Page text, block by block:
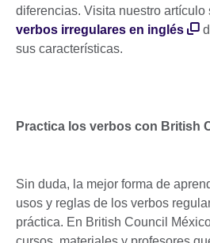
diferencias. Visita nuestro artículo
verbos irregulares en inglés
sus características.
Practica los verbos con British
Sin duda, la mejor forma de
usos y reglas de los verbos
práctica. En British Council